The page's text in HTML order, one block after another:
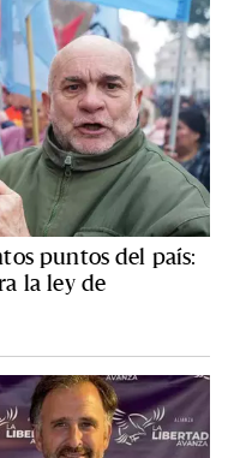
puntos del país:
la ley de